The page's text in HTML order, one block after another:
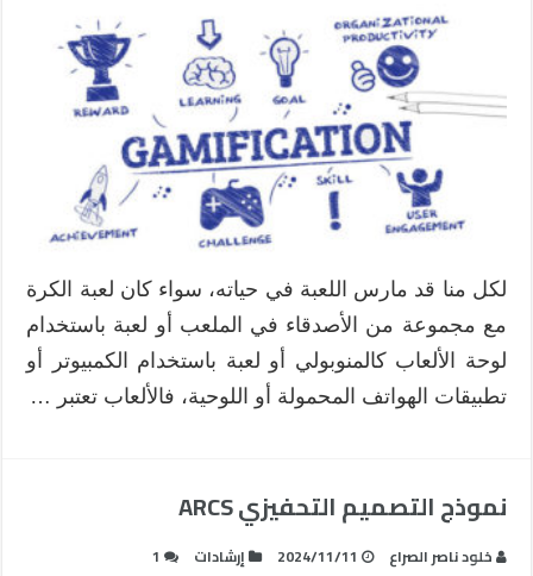
التعليمي
ومبادئ
التلعيب
مغلقة
لكل منا قد مارس اللعبة في حياته، سواء كان لعبة الكرة
مع مجموعة من الأصدقاء في الملعب أو لعبة باستخدام
لوحة الألعاب كالمنوبولي أو لعبة باستخدام الكمبيوتر أو
تطبيقات الهواتف المحمولة أو اللوحية، فالألعاب تعتبر …
نموذج التصميم التحفيزي ARCS
خلود ناصر الصراع 2024/11/11 إرشادات 1